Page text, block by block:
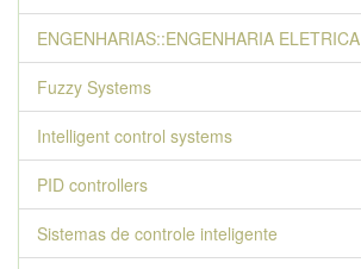
ENGENHARIAS::ENGENHARIA ELETRICA
Fuzzy Systems
Intelligent control systems
PID controllers
Sistemas de controle inteligente